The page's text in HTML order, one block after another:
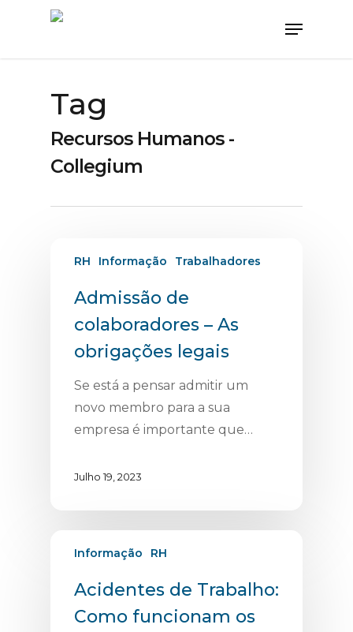
Tag
Recursos Humanos -
Collegium
RH Informação Trabalhadores
Admissão de
colaboradores – As
obrigações legais
Se está a pensar admitir um
novo membro para a sua
empresa é importante que…
Julho 19, 2023
Informação RH
Acidentes de Trabalho:
Como funcionam os